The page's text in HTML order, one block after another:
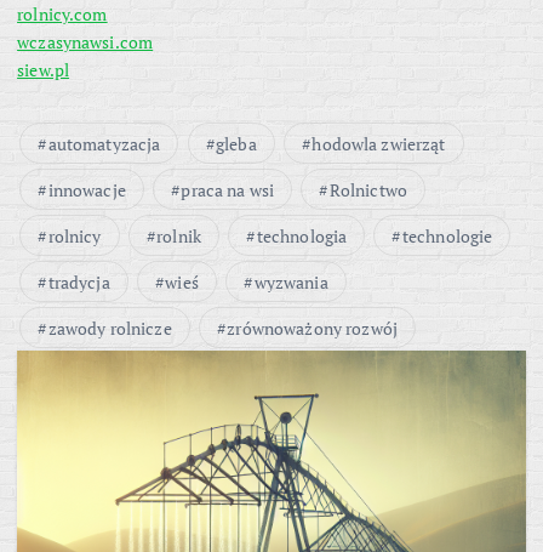
rolnicy.com
wczasynawsi.com
siew.pl
automatyzacja gleba
hodowla zwierząt
innowacje
praca na wsi
Rolnictwo
rolnicy
rolnik technologia
technologie
tradycja
wieś
wyzwania
zawody rolnicze
zrównoważony rozwój